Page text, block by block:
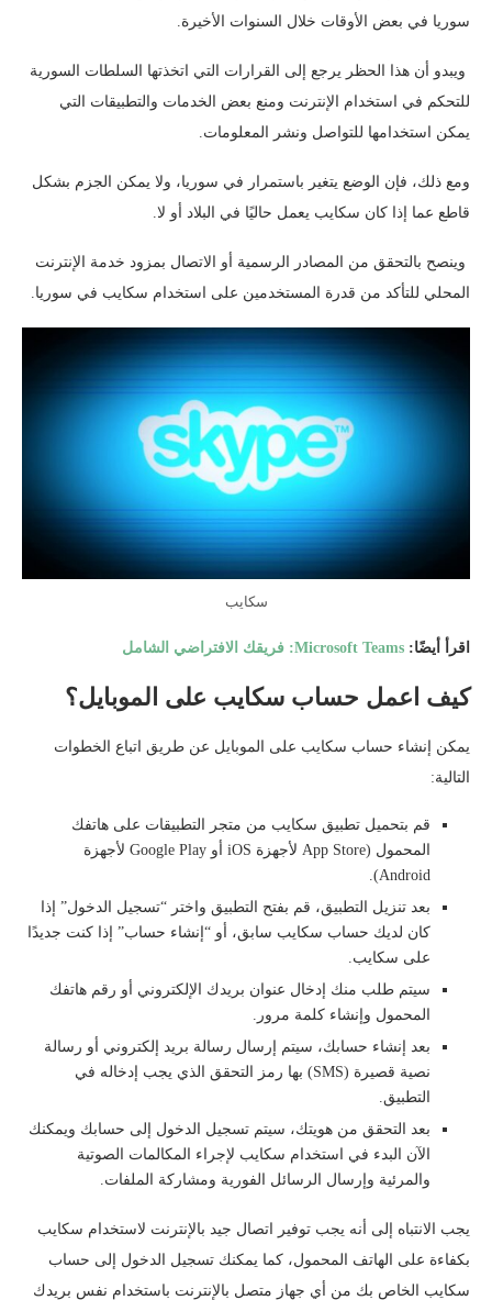
سوريا في بعض الأوقات خلال السنوات الأخيرة.
ويبدو أن هذا الحظر يرجع إلى القرارات التي اتخذتها السلطات السورية
للتحكم في استخدام الإنترنت ومنع بعض الخدمات والتطبيقات التي
يمكن استخدامها للتواصل ونشر المعلومات.
ومع ذلك، فإن الوضع يتغير باستمرار في سوريا، ولا يمكن الجزم بشكل
قاطع عما إذا كان سكايب يعمل حاليًا في البلاد أو لا.
وينصح بالتحقق من المصادر الرسمية أو الاتصال بمزود خدمة الإنترنت
المحلي للتأكد من قدرة المستخدمين على استخدام سكايب في سوريا.
سكايب
اقرأ أيضًا: Microsoft Teams: فريقك الافتراضي الشامل
كيف اعمل حساب سكايب على الموبايل؟
يمكن إنشاء حساب سكايب على الموبايل عن طريق اتباع الخطوات
التالية:
قم بتحميل تطبيق سكايب من متجر التطبيقات على هاتفك
المحمول (App Store لأجهزة iOS أو Google Play لأجهزة
Android).
بعد تنزيل التطبيق، قم بفتح التطبيق واختر “تسجيل الدخول” إذا
كان لديك حساب سكايب سابق، أو “إنشاء حساب” إذا كنت جديدًا
على سكايب.
سيتم طلب منك إدخال عنوان بريدك الإلكتروني أو رقم هاتفك
المحمول وإنشاء كلمة مرور.
بعد إنشاء حسابك، سيتم إرسال رسالة بريد إلكتروني أو رسالة
نصية قصيرة (SMS) بها رمز التحقق الذي يجب إدخاله في
التطبيق.
بعد التحقق من هويتك، سيتم تسجيل الدخول إلى حسابك ويمكنك
الآن البدء في استخدام سكايب لإجراء المكالمات الصوتية
والمرئية وإرسال الرسائل الفورية ومشاركة الملفات.
يجب الانتباه إلى أنه يجب توفير اتصال جيد بالإنترنت لاستخدام سكايب
بكفاءة على الهاتف المحمول، كما يمكنك تسجيل الدخول إلى حساب
سكايب الخاص بك من أي جهاز متصل بالإنترنت باستخدام نفس بريدك